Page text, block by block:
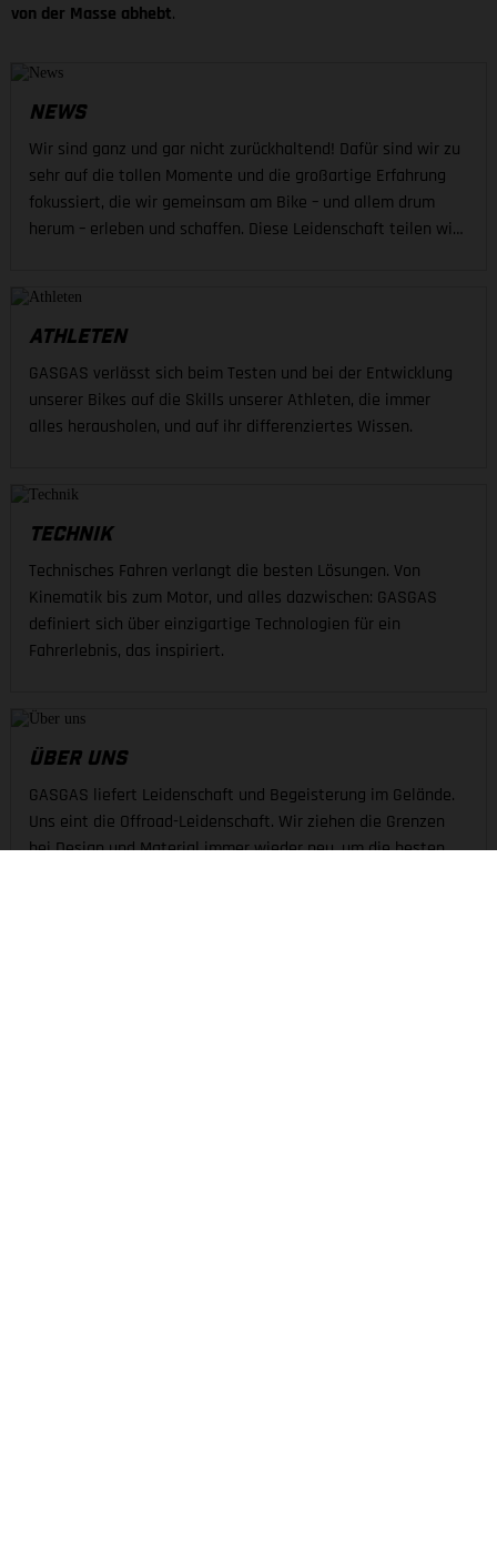
von der Masse abhebt.
NEWS
Wir sind ganz und gar nicht zurückhaltend! Dafür sind wir zu
sehr auf die tollen Momente und die großartige Erfahrung
fokussiert, die wir gemeinsam am Bike – und allem drum
herum – erleben und schaffen. Diese Leidenschaft teilen wir
ATHLETEN
GASGAS verlässt sich beim Testen und bei der Entwicklung
unserer Bikes auf die Skills unserer Athleten, die immer
alles herausholen, und auf ihr differenziertes Wissen.
TECHNIK
Technisches Fahren verlangt die besten Lösungen. Von
Kinematik bis zum Motor, und alles dazwischen: GASGAS
definiert sich über einzigartige Technologien für ein
Fahrerlebnis, das inspiriert.
ÜBER UNS
GASGAS liefert Leidenschaft und Begeisterung im Gelände.
Uns eint die Offroad-Leidenschaft. Wir ziehen die Grenzen
bei Design und Material immer wieder neu, um die besten